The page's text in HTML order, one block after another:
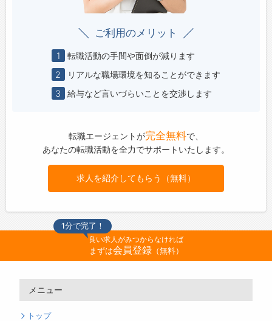
ご利用のメリット
1
転職活動の手間や面倒が減ります
2
リアルな職場環境を知ることができます
3
給与など言いづらいことを交渉します
転職エージェントが完全無料で、
あなたの転職活動を全力でサポートいたします。
求人を紹介してもらう（無料）
1分で完了！
良い求人がみつからなければ
まずは会員登録（無料）
メニュー
トップ